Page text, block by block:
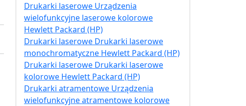
Drukarki laserowe Urządzenia
wielofunkcyjne laserowe kolorowe
Hewlett Packard (HP)
Drukarki laserowe Drukarki laserowe
monochromatyczne Hewlett Packard (HP)
Drukarki laserowe Drukarki laserowe
kolorowe Hewlett Packard (HP)
Drukarki atramentowe Urządzenia
wielofunkcyjne atramentowe kolorowe